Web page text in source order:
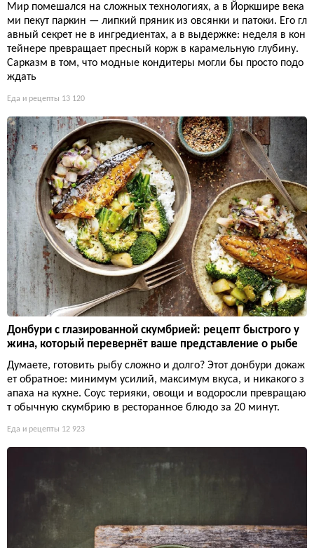
Мир помешался на сложных технологиях, а в Йоркшире века
ми пекут паркин — липкий пряник из овсянки и патоки. Его гл
авный секрет не в ингредиентах, а в выдержке: неделя в кон
тейнере превращает пресный корж в карамельную глубину.
Сарказм в том, что модные кондитеры могли бы просто подо
ждать
Еда и рецепты 13 120
Донбури с глазированной скумбрией: рецепт быстрого у
жина, который перевернёт ваше представление о рыбе
Думаете, готовить рыбу сложно и долго? Этот донбури докаж
ет обратное: минимум усилий, максимум вкуса, и никакого з
апаха на кухне. Соус терияки, овощи и водоросли превращаю
т обычную скумбрию в ресторанное блюдо за 20 минут.
Еда и рецепты 12 923